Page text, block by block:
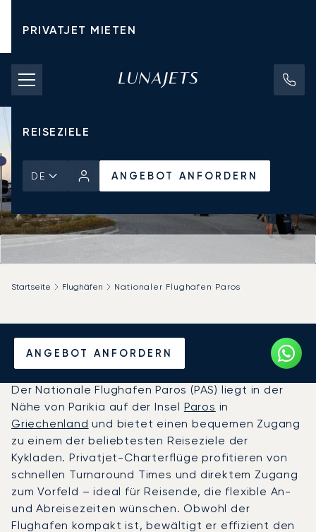
PRIVATJET MIETEN
CHARTERPREISE
PRIVATJETS
REISEZIELE
DE ANGEBOT ANFORDERN
ANGEBOT ANFORDERN
Startseite Flughäfen Nationaler Flughafen Paros
Privatjet chartern zum
Nationaler Flughafen Paros
Der Nationale Flughafen Paros (PAS) liegt in der
Nähe von Parikia auf der Insel Paros in
Griechenland und bietet einen bequemen Zugang
zu einem der beliebtesten Reiseziele der
Kykladen. Privatjet-Charterflüge profitieren von
schnellen Turnaround Times und direktem Zugang
zum Vorfeld – ideal für Reisende, die flexible An-
und Abreisezeiten wünschen. Obwohl der
Flughafen kompakt ist, bewältigt er effizient den